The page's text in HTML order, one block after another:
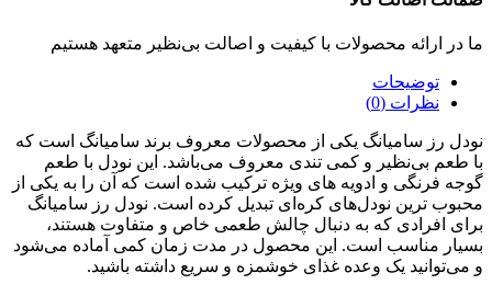
ما در ارائه محصولات با کیفیت و اصالت بی‌نظیر متعهد هستیم
توضیحات
نظرات (0)
نودل رز سامیانگ یکی از محصولات معروف برند سامیانگ است که
با طعم بی‌نظیر و کمی تندی معروف می‌باشد. این نودل با طعم
گوجه‌ فرنگی و ادویه‌ های ویژه ترکیب شده است که آن را به یکی از
محبوب‌ ترین نودل‌های کره‌ای تبدیل کرده است. نودل رز سامیانگ
برای افرادی که به دنبال چالش طعمی خاص و متفاوت هستند،
بسیار مناسب است. این محصول در مدت زمان کمی آماده می‌شود
و می‌توانید یک وعده غذای خوشمزه و سریع داشته باشید.